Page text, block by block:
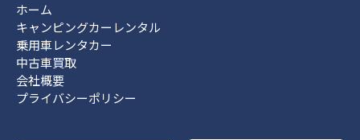
ホーム
キャンピングカーレンタル
乗用車レンタカー
中古車買取
会社概要
プライバシーポリシー